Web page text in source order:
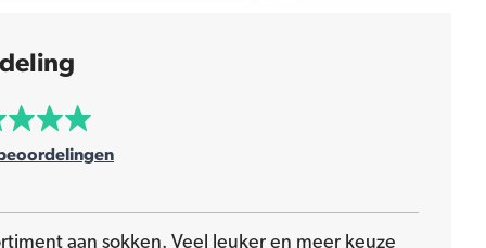
beoordelingen
aan sokken. Veel leuker en meer keuze